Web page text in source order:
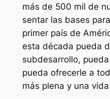
más de 500 mil de
sentar las bases
primer país de
esta década pueda
subdesarrollo,
pueda ofrecerle a
más plena y una